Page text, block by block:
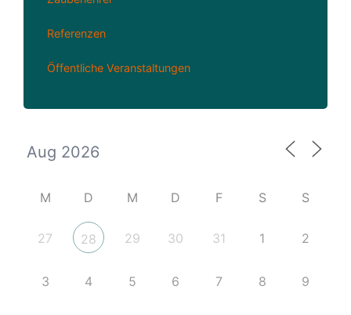
Referenzen
Öffentliche Veranstaltungen
M D M D F S S
27 28 29 30 31 1 2
3 4 5 6 7 8 9